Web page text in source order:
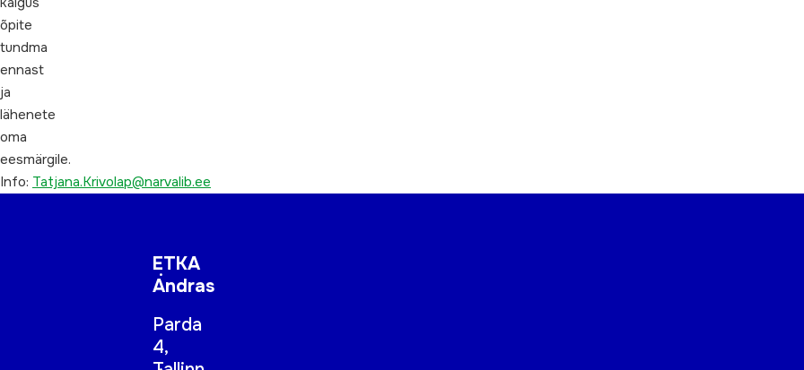
õpite
tundma
ennast
ja
lähenete
oma
eesmärgile.
Info: Tatjana.Krivolap@narvalib.ee
ETKA
Andras
Parda
4,